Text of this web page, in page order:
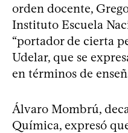
orden docente,
Instituto Escuela
“portador de cierta
Udelar, que se
en términos de
Álvaro Mombrú,
Química, expresó